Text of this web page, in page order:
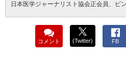
日本医学ジャーナリスト協会正会員、ピ
コメント (Twitter) FB